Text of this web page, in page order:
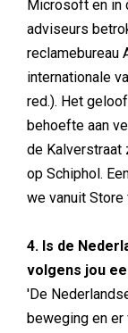
Microsoft en in
adviseurs
reclamebureau
internationale
red.). Het
behoefte aan
de
op Schiphol.
we vanuit
4. Is de
volgens jou
'De
beweging en er